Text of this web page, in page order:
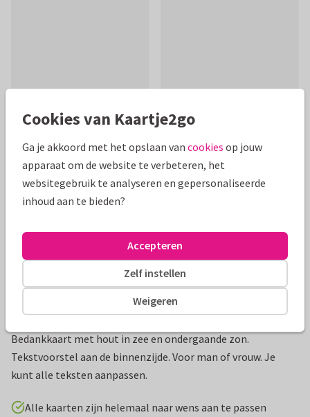
Mooie extra's bij je kaart
Productinformatie
Bedankkaart met hout in zee en ondergaande zon.
Tekstvoorstel aan de binnenzijde. Voor man of vrouw. Je
kunt alle teksten aanpassen.
Alle kaarten zijn helemaal naar wens aan te passen
Cookies van Kaartje2go
Ga je akkoord met het opslaan van cookies op jouw
apparaat om de website te verbeteren, het
websitegebruik te analyseren en gepersonaliseerde
inhoud aan te bieden?
Weigeren
Zelf instellen
Accepteren